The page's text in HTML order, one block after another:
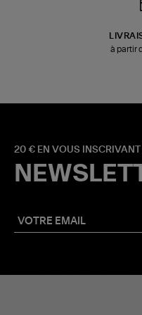
à partir
20 € EN VOUS INSCRIVANT